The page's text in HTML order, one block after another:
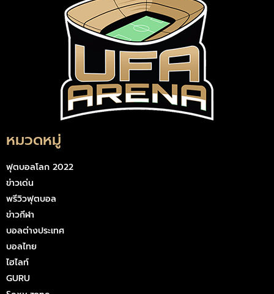
หมวดหมู่
ฟุตบอลโลก 2022
ข่าวเด่น
พรีวิวฟุตบอล
ข่าวกีฬา
บอลต่างประเทศ
บอลไทย
ไฮไลท์
GURU